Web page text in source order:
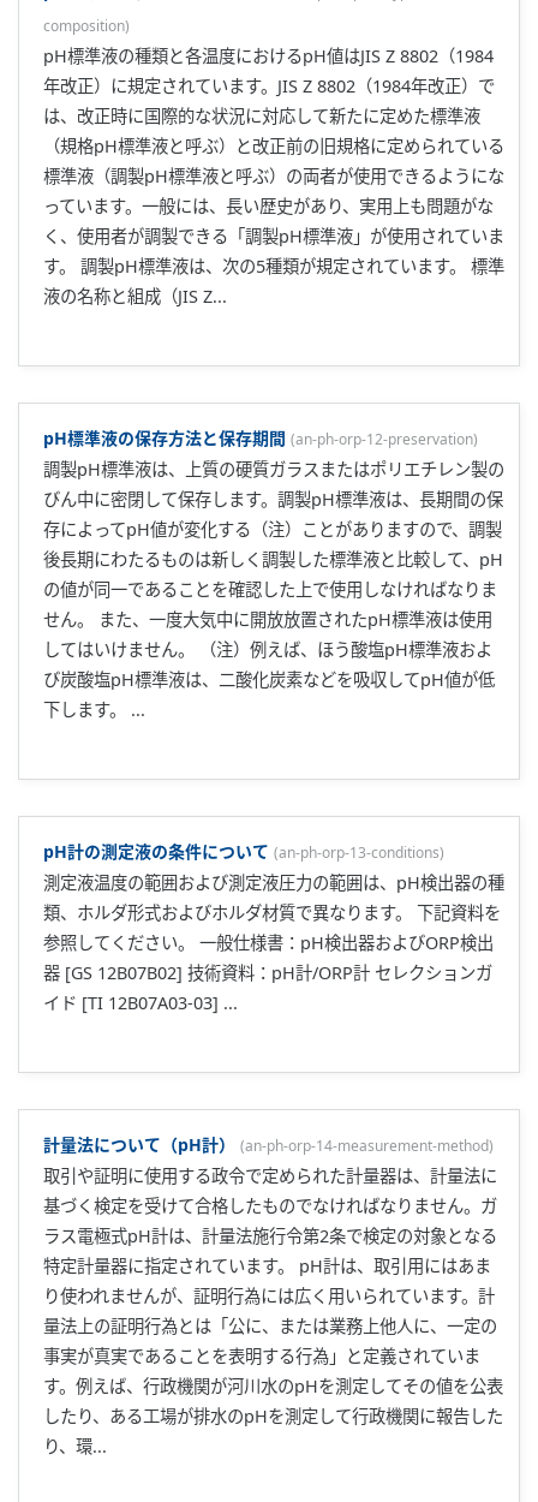
composition)
pH標準液の種類と各温度におけるpH値はJIS Z 8802（1984
年改正）に規定されています。JIS Z 8802（1984年改正）で
は、改正時に国際的な状況に対応して新たに定めた標準液
（規格pH標準液と呼ぶ）と改正前の旧規格に定められている
標準液（調製pH標準液と呼ぶ）の両者が使用できるようにな
っています。一般には、長い歴史があり、実用上も問題がな
く、使用者が調製できる「調製pH標準液」が使用されていま
す。 調製pH標準液は、次の5種類が規定されています。 標準
液の名称と組成（JIS Z...
pH標準液の保存方法と保存期間 (an-ph-orp-12-preservation)
調製pH標準液は、上質の硬質ガラスまたはポリエチレン製の
びん中に密閉して保存します。調製pH標準液は、長期間の保
存によってpH値が変化する（注）ことがありますので、調製
後長期にわたるものは新しく調製した標準液と比較して、pH
の値が同一であることを確認した上で使用しなければなりま
せん。 また、一度大気中に開放放置されたpH標準液は使用
してはいけません。 （注）例えば、ほう酸塩pH標準液およ
び炭酸塩pH標準液は、二酸化炭素などを吸収してpH値が低
下します。 ...
pH計の測定液の条件について (an-ph-orp-13-conditions)
測定液温度の範囲および測定液圧力の範囲は、pH検出器の種
類、ホルダ形式およびホルダ材質で異なります。 下記資料を
参照してください。 一般仕様書：pH検出器およびORP検出
器 [GS 12B07B02] 技術資料：pH計/ORP計 セレクションガ
イド [TI 12B07A03-03] ...
計量法について（pH計） (an-ph-orp-14-measurement-method)
取引や証明に使用する政令で定められた計量器は、計量法に
基づく検定を受けて合格したものでなければなりません。ガ
ラス電極式pH計は、計量法施行令第2条で検定の対象となる
特定計量器に指定されています。 pH計は、取引用にはあま
り使われませんが、証明行為には広く用いられています。計
量法上の証明行為とは「公に、または業務上他人に、一定の
事実が真実であることを表明する行為」と定義されていま
す。例えば、行政機関が河川水のpHを測定してその値を公表
したり、ある工場が排水のpHを測定して行政機関に報告した
り、環...